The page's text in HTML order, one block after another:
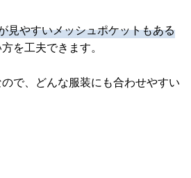
見やすいメッシュポケットもある
を工夫できます。
で、どんな服装にも合わせやすい